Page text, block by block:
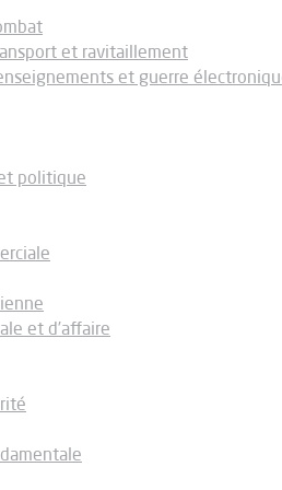
et ravitaillement
et guerre
politique
et d’affaire